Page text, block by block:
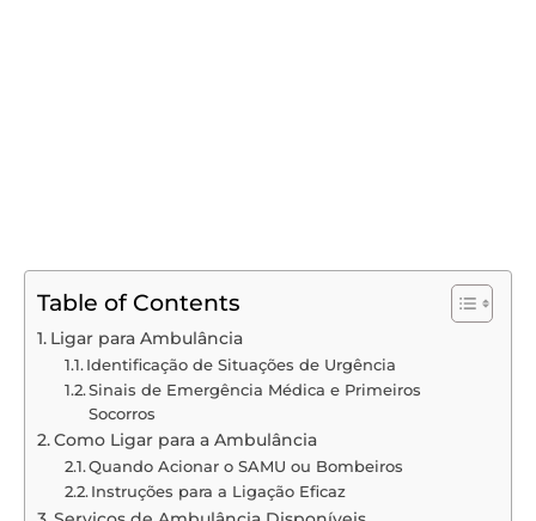
Table of Contents
Ligar para Ambulância
Identificação de Situações de Urgência
Sinais de Emergência Médica e Primeiros
Socorros
Como Ligar para a Ambulância
Quando Acionar o SAMU ou Bombeiros
Instruções para a Ligação Eficaz